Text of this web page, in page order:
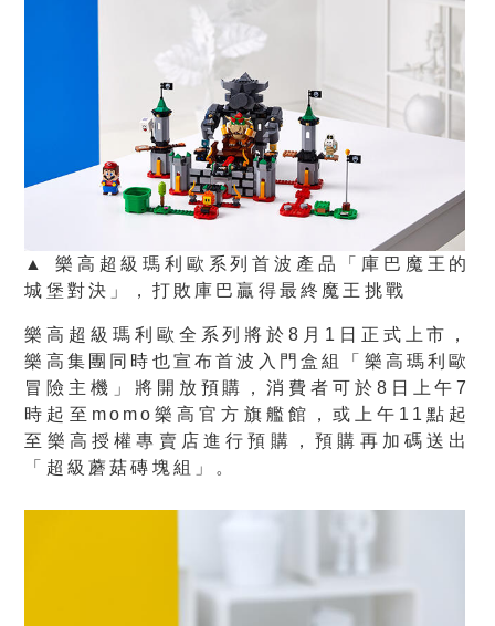
▲ 樂高超級瑪利歐系列首波產品「庫巴魔王的
城堡對決」，打敗庫巴贏得最終魔王挑戰
樂高超級瑪利歐全系列將於8月1日正式上市，
樂高集團同時也宣布首波入門盒組「樂高瑪利歐
冒險主機」將開放預購，消費者可於8日上午7
時起至momo樂高官方旗艦館，或上午11點起
至樂高授權專賣店進行預購，預購再加碼送出
「超級蘑菇磚塊組」。